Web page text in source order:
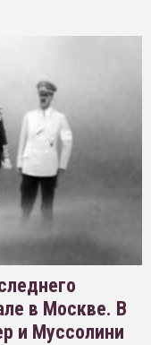
в Москве. В
и Муссолини